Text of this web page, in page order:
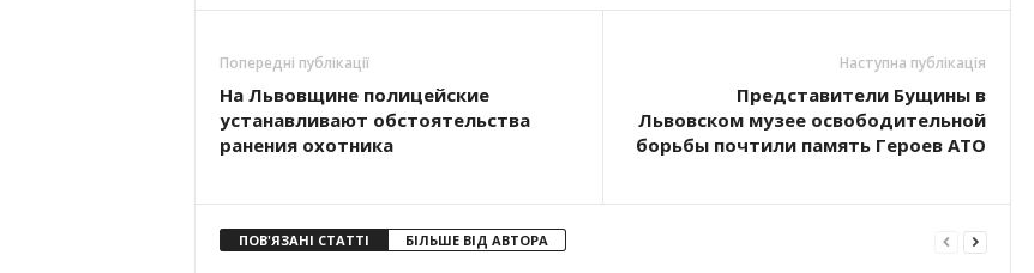
Попередні публікації
На Львовщине полицейские
устанавливают обстоятельства
ранения охотника
Наступна публікація
Представители Бущины в
Львовском музее освободительной
борьбы почтили память Героев АТО
ПОВ'ЯЗАНІ СТАТТІ БІЛЬШЕ ВІД АВТОРА